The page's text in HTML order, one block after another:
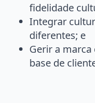
fidelidade
Integrar
diferentes; e
Gerir a
base de